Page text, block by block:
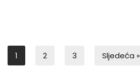
1 2 3 Sljedeća »